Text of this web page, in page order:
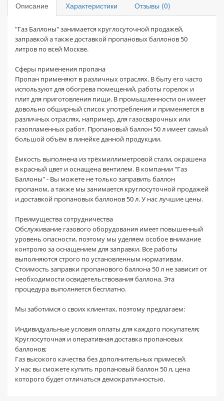
Описание Характеристики Отзывы (0)
"Газ Баллоны" занимается круглосуточной продажей,
заправкой а также доставкой пропановых баллонов 50
литров по всей Москве.
Сферы применения пропана
Пропан применяют в различных отраслях. В быту его часто
используют для обогрева помещений, работы горелок и
плит для приготовления пищи. В промышленности он имеет
довольно обширный список употребления и применяется в
различных отраслях, например, для газосварочных или
газопламенных работ. Пропановый баллон 50 л имеет самый
большой объём в линейке данной продукции.
Ёмкость выполнена из трёхмиллиметровой стали, окрашена
в красный цвет и оснащена вентилем. В компании "Газ
Баллоны" - Вы можете не только заправить баллон
пропаном, а также мы занимается круглосуточной продажей
и доставкой пропановых баллонов 50 л. У нас лучшие цены.
Преимущества сотрудничества
Обслуживание газового оборудования имеет повышенный
уровень опасности, поэтому мы уделяем особое внимание
контролю за оснащением для заправки. Все работы
выполняются строго по установленным нормативам.
Стоимость заправки пропанового баллона 50 л не зависит от
необходимости освидетельствования баллона. Эта
процедура выполняется бесплатно.
Мы заботимся о своих клиентах, поэтому предлагаем:
Индивидуальные условия оплаты для каждого покупателя;
Круглосуточная и оперативная доставка пропановых
баллонов;
Газ высокого качества без дополнительных примесей.
У нас вы сможете купить пропановый баллон 50 л, цена
которого будет отличаться демократичностью.